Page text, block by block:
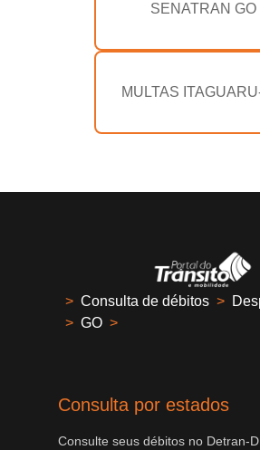
SENATRAN GO
MULTAS
> Consulta de débitos >
> GO >
Consulta por estados
Consulte seus débitos no Detran-